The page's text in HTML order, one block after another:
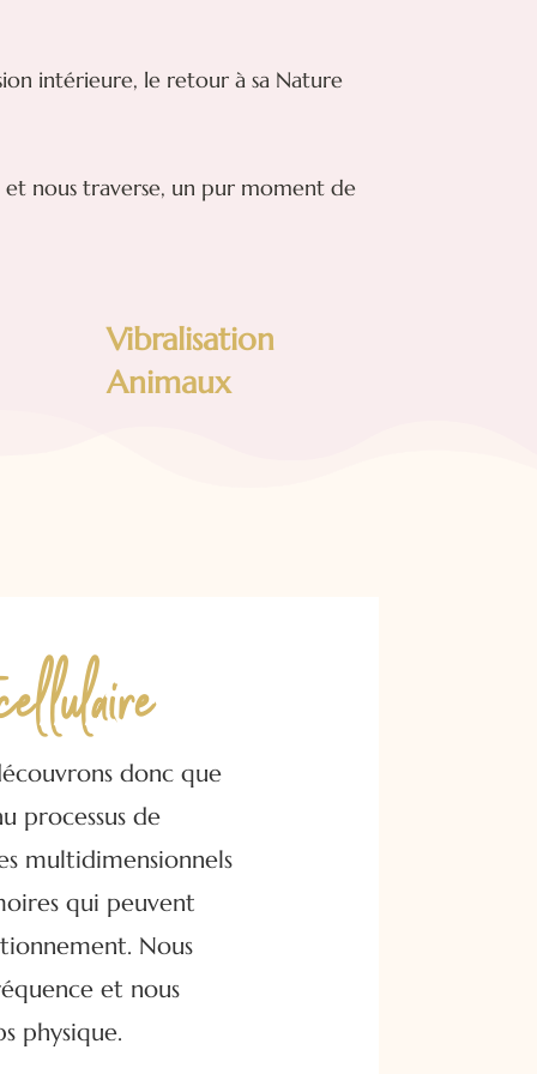
intérieure, le retour à sa Nature
et nous traverse, un pur moment de
Vibralisation
Animaux
donc que
processus de
multidimensionnels
qui peuvent
Nous
et nous
physique.